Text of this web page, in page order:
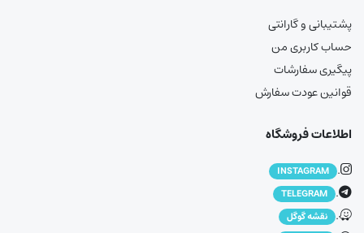
پشتیبانی و گارانتی
حساب کاربری من
پیگیری سفارشات
قوانین عودت سفارش
اطلاعات فروشگاه
.
INSTAGRAM
.
TELEGRAM
. نقشه گوگل